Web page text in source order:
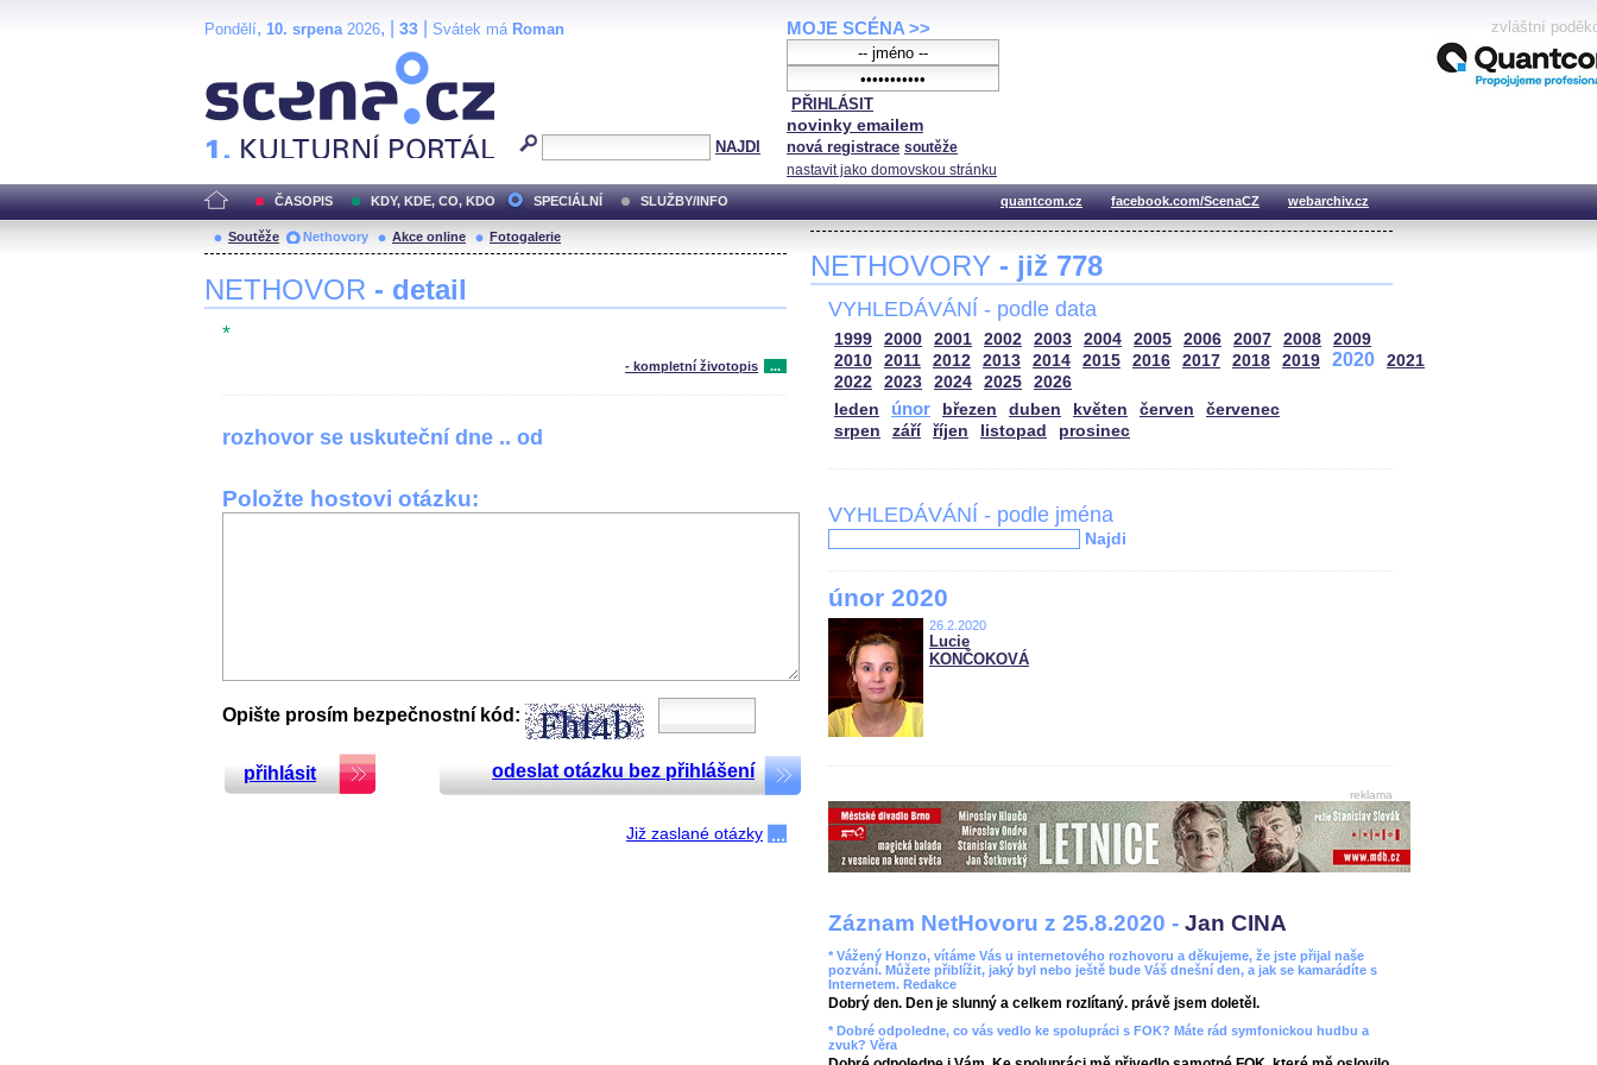
Pondělí, 10. srpena2026, | 33 Svátek má Roman
NAJDI
MOJE SCÉNA >>
PŘIHLÁSIT
novinky emailem
nová registrace soutěže
nastavit jako domovskou stránku
zvláštní
ČASOPIS KDY, KDE, CO, KDO SPECIÁLNÍ SLUŽBY/INFO quantcom.cz facebook.com/ScenaCZ webarchiv.cz
Soutěže Nethovory Akce online Fotogalerie
NETHOVOR - detail
*
- kompletní životopis ...
rozhovor se uskuteční dne .. od
Položte hostovi otázku:
Opište prosím bezpečnostní kód:
přihlásit odeslat otázku bez přihlášení
Již zaslané otázky
NETHOVORY - již 778
VYHLEDÁVÁNÍ - podle data
1999 2000 2001 2002 2003 2004 2005 2006 2007 2008
2009
2010
2011 2012 2013 2014 2015 2016 2017 2018 2019 2020
2021
2022
2023 2024 2025
2026
leden
únor březen duben květen červen
červenec
srpen
září říjen listopad prosinec
VYHLEDÁVÁNÍ - podle jména
Najdi
únor 2020
26.2.2020
Lucie
KONČOKOVÁ
reklama
Záznam NetHovoru z 25.8.2020 - Jan CINA
* Vážený Honzo, vítáme Vás u internetového rozhovoru a děkujeme, že jste přijal naše
pozvání. Můžete přiblížit, jaký byl nebo ještě bude Váš dnešní den, a jak se kamarádíte s
Internetem. Redakce
Dobrý den. Den je slunný a celkem rozlítaný. právě jsem doletěl.
* Dobré odpoledne, co vás vedlo ke spolupráci s FOK? Máte rád symfonickou hudbu a
zvuk? Věra